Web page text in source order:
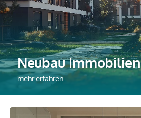
Neubau Immobilien
mehr erfahren